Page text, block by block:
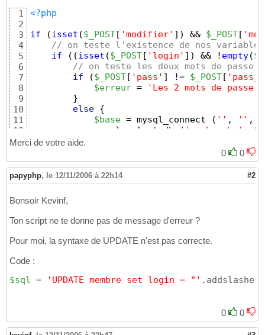
1
2
3
4
5
6
7
8
9
10
11
12
13
15
16
17
18
19
20
21
22
24
26
30
<?php
if
(isset ($_POST [ 'modifier' ] ) && $_POST [
// on teste l'existence de nos
if
( (isset ($_POST [ 'login' ] ) && ! empty(
// on teste les deux mots de passe
if
($_POST [ 'pass' ] != $_POST [
$erreur =
'Les 2 mots de
}
else {
$base = mysql_connect ( '' , '' ,
            mysql_select_db
( 'recherche'
$sql
'UPDATE membre
                mysql_query
($sql) or die(
                header
('Location:
exit();
else {
}
?>
Merci de votre aide.
0
0
papyphp, le 12/11/2006 à 22h14 #2
Bonsoir Kevinf,
Ton script ne te donne pas de message d'erreur ?
Pour moi, la syntaxe de UPDATE n'est pas correcte.
Code :
$sql = 'UPDATE membre set login = "' .addslashes
0 0